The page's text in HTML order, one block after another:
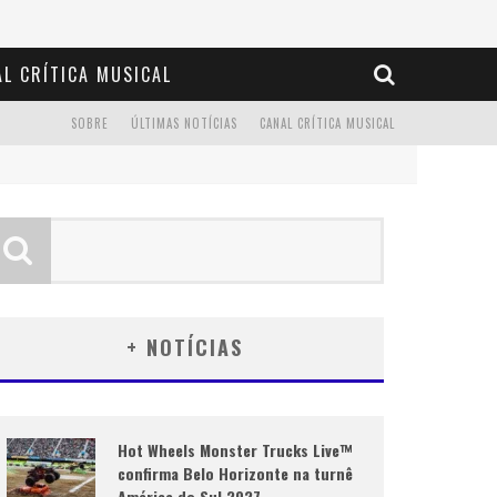
CRÍTICA MUSICAL
CANAL CRÍTICA MUSICAL
ÚLTIMAS NOTÍCIAS
SOBRE
+ NOTÍCIAS
Hot Wheels Monster Trucks Live™
confirma Belo Horizonte na turnê